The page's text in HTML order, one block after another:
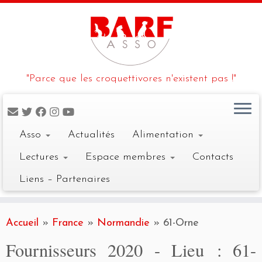
to
"Parce que les croquettivores n'existent pas !"
Asso Actualités
Alimentation
Lectures
Espace membres
Contacts
Liens – Partenaires
Accueil » France » Normandie » 61-Orne
Fournisseurs 2020 - Lieu : 61-